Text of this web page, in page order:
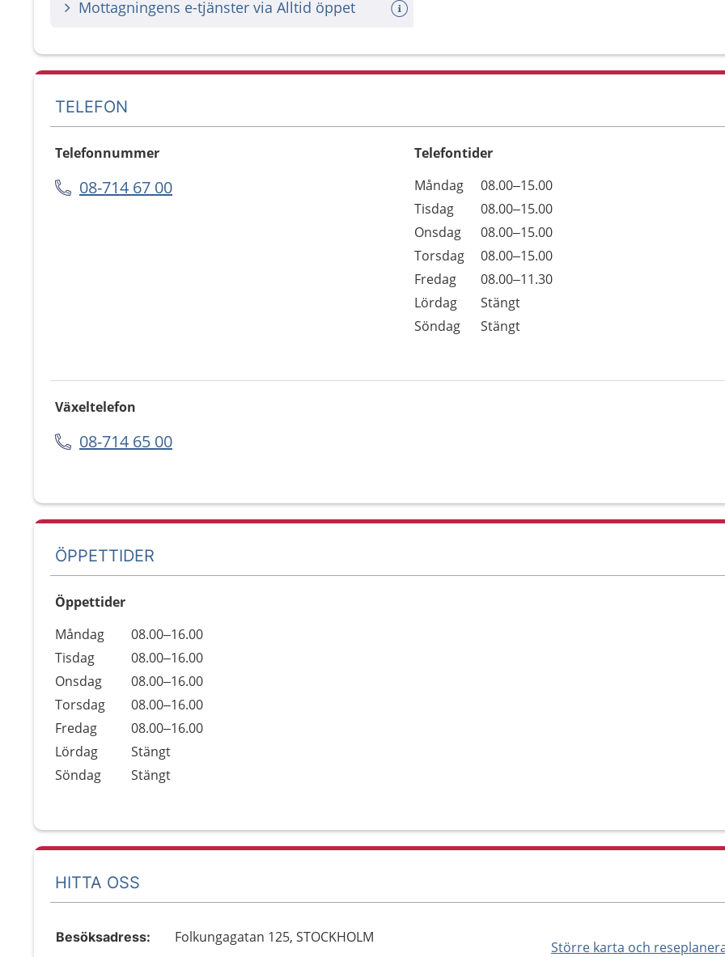
Mottagningens e-tjänster via Alltid öppet
TELEFON
Telefonnummer
08-714 67 00
Telefontider
Dag
Öppettider
Kommentarer
Måndag
08.00–15.00
Tisdag
08.00–15.00
Onsdag
08.00–15.00
Torsdag
08.00–15.00
Fredag
08.00–11.30
Lördag
Stängt
Söndag
Stängt
Växeltelefon
08-714 65 00
ÖPPETTIDER
Öppettider
Dag
Öppettider
Kommentarer
Måndag
08.00–16.00
Tisdag
08.00–16.00
Onsdag
08.00–16.00
Torsdag
08.00–16.00
Fredag
08.00–16.00
Lördag
Stängt
Söndag
Stängt
HITTA OSS
Större karta och
Besöksadress: Folkungagatan 125, STOCKHOLM